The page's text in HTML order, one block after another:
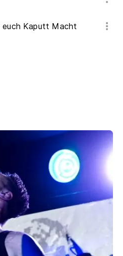
Kaputt Macht